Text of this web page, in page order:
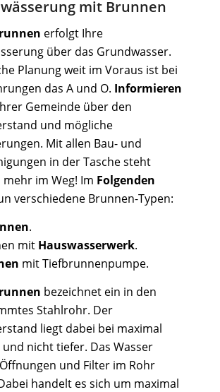
mit Brunnen
erfolgt Ihre
über das Grundwasser.
Planung weit im Voraus ist bei
das A und O. Informieren
Gemeinde über den
und mögliche
Mit allen Bau- und
in der Tasche steht
im Weg! Im Folgenden
verschiedene Brunnen-Typen:
.
mit Hauswasserwerk.
mit Tiefbrunnenpumpe.
bezeichnet ein in den
Stahlrohr. Der
liegt dabei bei maximal
nicht tiefer. Das Wasser
und Filter im Rohr
handelt es sich um maximal